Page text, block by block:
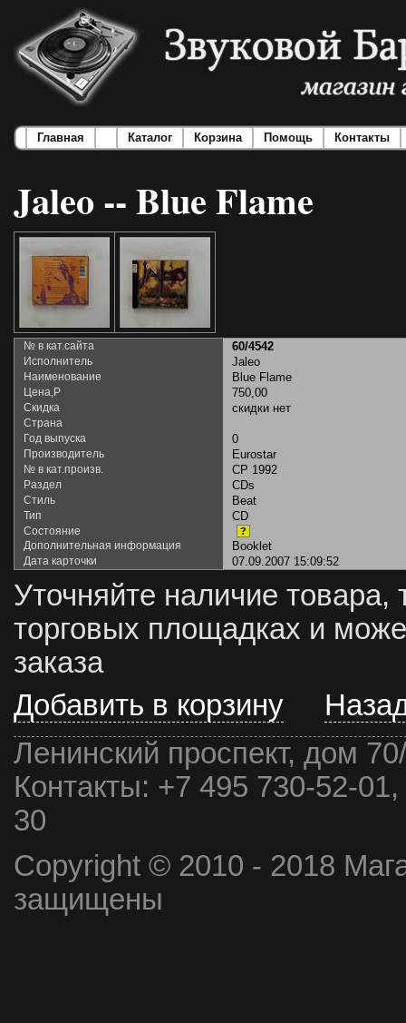
Главная Каталог Корзина Помощь Контакты
Jaleo -- Blue Flame
№ в кат.сайта 60/4542
Исполнитель Jaleo
Наименование Blue Flame
Цена,Р 750,00
Скидка скидки нет
Страна
Год выпуска
0
Производитель Eurostar
№ в кат.произв. CP 1992
Раздел CDs
Стиль Beat
Тип CD
Состояние ?
Дополнительная информация Booklet
Дата карточки 07.09.2007 15:09:52
Уточняйте наличие товара,
торговых площадках и
заказа
Добавить в корзину
Ленинский проспект, дом
Контакты: +7 495 730-52-
30
Copyright © 2010 - 2018
защищены